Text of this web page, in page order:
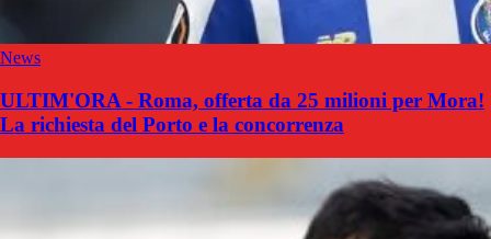
News
ULTIM'ORA - Roma, offerta da 25 milioni per Mora!
La richiesta del Porto e la concorrenza